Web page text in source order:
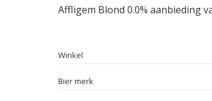
Affligem Blond 0.0% aanbieding
Winkel
Bier merk